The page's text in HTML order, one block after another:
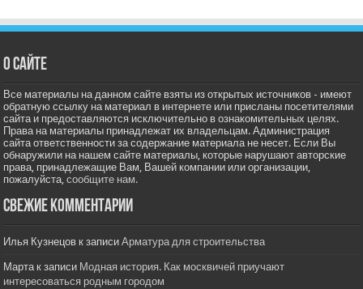
О сайте
Все материалы на данном сайте взяты из открытых источников - имеют
обратную ссылку на материал в интернете или присланы посетителями
сайта и предоставляются исключительно в ознакомительных целях.
Права на материалы принадлежат их владельцам. Администрация
сайта ответственности за содержание материала не несет. Если Вы
обнаружили на нашем сайте материалы, которые нарушают авторские
права, принадлежащие Вам, Вашей компании или организации,
пожалуйста,сообщите нам.
Свежие комментарии
Илья Кузнецов к записиАрматура для строительства
Мартак записи Модная история. Как москвичей приучают
интересоваться родным городом